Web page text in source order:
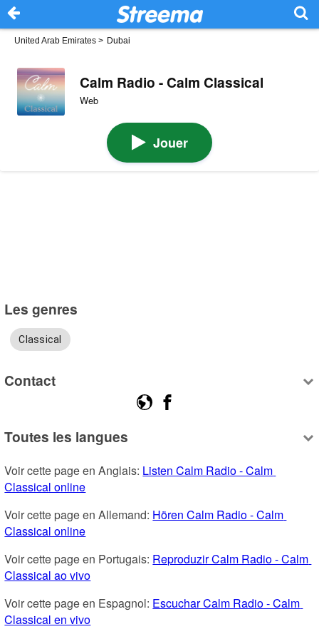
United Arab Emirates > Dubai
Calm Radio - Calm Classical
Web
Jouer
Les genres
Classical
Contact
Toutes les langues
Voir cette page en Anglais: Listen Calm Radio - Calm
Classical online
Voir cette page en Allemand: Hören Calm Radio - Calm
Classical online
Voir cette page en Portugais: Reproduzir Calm Radio - Calm
Classical ao vivo
Voir cette page en Espagnol: Escuchar Calm Radio - Calm
Classical en vivo